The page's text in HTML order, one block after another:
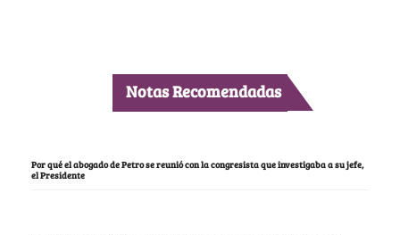
Notas Recomendadas
Por qué el abogado de Petro se reunió con la congresista que investigaba a su jefe,
el Presidente